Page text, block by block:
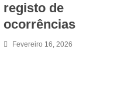
registo de
ocorrências
Fevereiro 16, 2026